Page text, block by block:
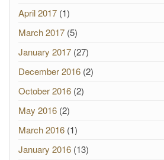
April 2017 (1)
March 2017 (5)
January 2017 (27)
December 2016 (2)
October 2016 (2)
May 2016 (2)
March 2016 (1)
January 2016 (13)